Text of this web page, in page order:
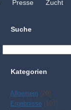
Presse Zucht
Suche
Kategorien
Allgemein (29)
Ergebnisse (191)